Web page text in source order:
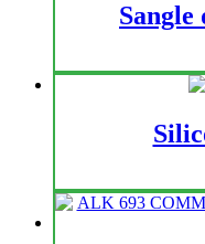
Sangle